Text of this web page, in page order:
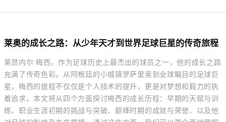
莱奥的成长之路：从少年天才到世界足球巨星的传奇旅程
莱昂内尔·梅西，作为足球历史上最杰出的球员之一，他的成长之路
充满了传奇色彩。从阿根廷的小城镇罗萨里奥到全球瞩目的足球巨
星，梅西的旅程不仅仅是个人技术的提升，更是对梦想和毅力的执
着追求。本文将从四个方面探讨梅西的成长历程：早期的天赋与训
练、职业生涯初期的挑战与突破、巅峰时期的成就与荣誉、以及他